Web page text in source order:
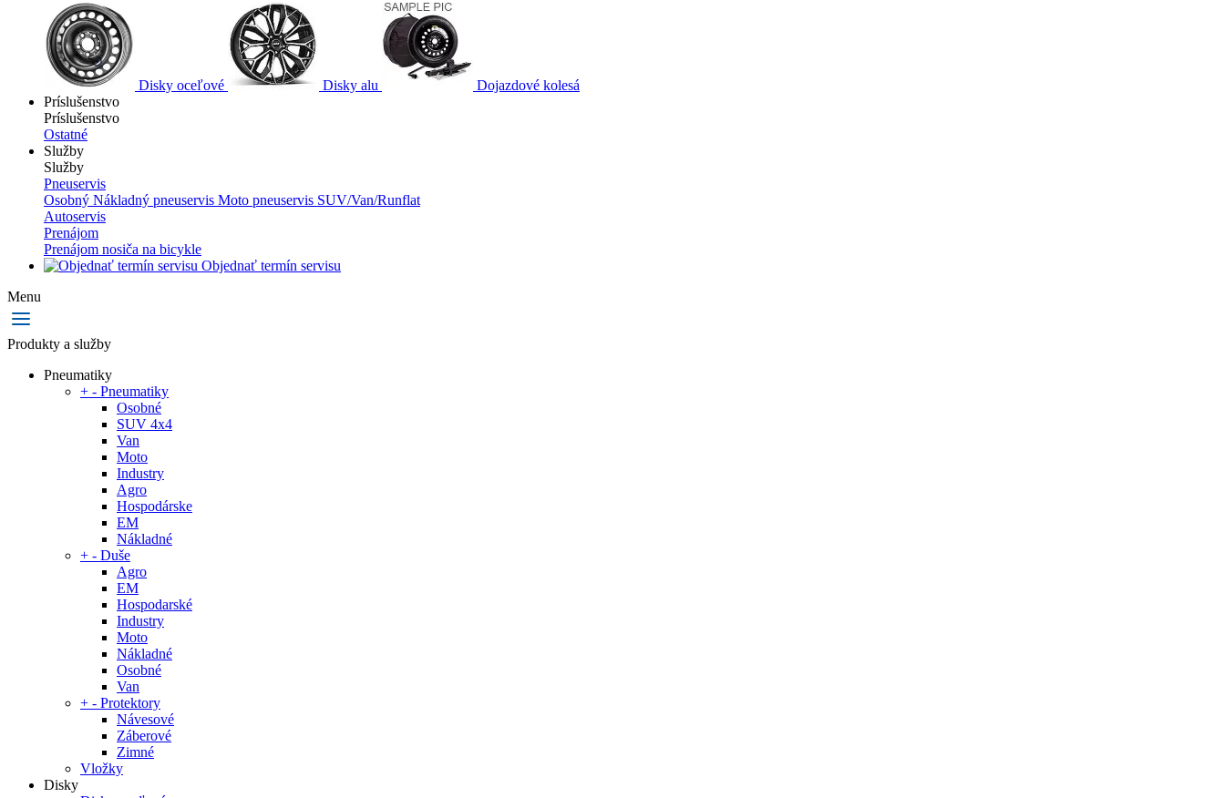
Disky oceľové Disky alu
Dojazdové kolesá
Príslušenstvo
Príslušenstvo
Ostatné
Služby
Služby
Pneuservis
Osobný Nákladný pneuservis Moto pneuservis SUV/Van/Runflat
Autoservis
Prenájom
Prenájom nosiča na bicykle
Objednať termín servisu
Menu
Produkty a služby
Pneumatiky
+ - Pneumatiky
Osobné
SUV 4x4
Van
Moto
Industry
Agro
Hospodárske
EM
Nákladné
+ - Duše
Agro
EM
Hospodarské
Industry
Moto
Nákladné
Osobné
Van
+ - Protektory
Návesové
Záberové
Zimné
Vložky
Disky